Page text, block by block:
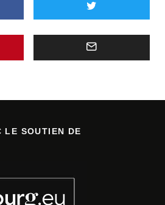
LE SOUTIEN DE